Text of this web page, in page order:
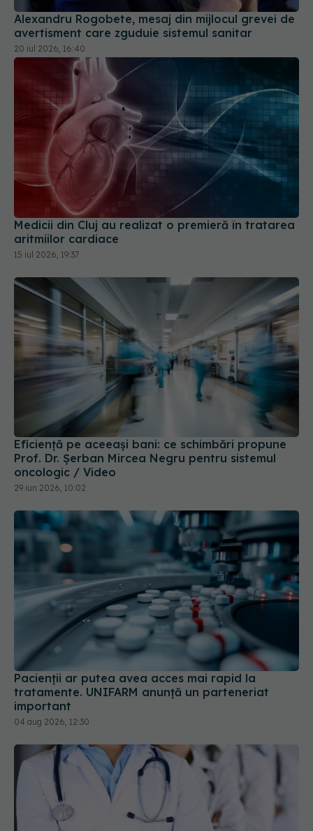
Medicii din Cluj au realizat o premieră în tratarea
aritmiilor cardiace
15 iul 2026, 19:37
Eficiență pe aceeași bani: ce schimbări propune
Prof. Dr. Șerban Mircea Negru pentru sistemul
oncologic / Video
29 iun 2026, 10:02
Pacienții ar putea avea acces mai rapid la
tratamente. UNIFARM anunță un parteneriat
important
04 aug 2026, 12:30